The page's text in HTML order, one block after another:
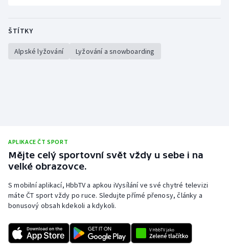
ŠTÍTKY
Alpské lyžování Lyžování a snowboarding
APLIKACE ČT SPORT
Mějte celý sportovní svět vždy u sebe i na
velké obrazovce.
S mobilní aplikací, HbbTV a apkou iVysílání ve své chytré televizi
máte ČT sport vždy po ruce. Sledujte přímé přenosy, články a
bonusový obsah kdekoli a kdykoli.